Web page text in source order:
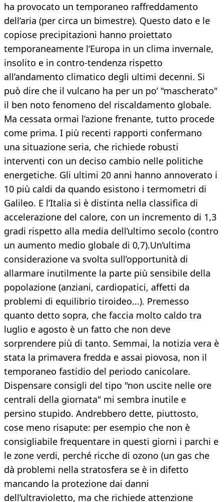
ha provocato un temporaneo raffreddamento
dell’aria (per circa un bimestre). Questo dato e le
copiose precipitazioni hanno proiettato
temporaneamente l’Europa in un clima invernale,
insolito e in contro-tendenza rispetto
all’andamento climatico degli ultimi decenni. Si
può dire che il vulcano ha per un po’ "mascherato"
il ben noto fenomeno del riscaldamento globale.
Ma cessata ormai l’azione frenante, tutto procede
come prima. I più recenti rapporti confermano
una situazione seria, che richiede robusti
interventi con un deciso cambio nelle politiche
energetiche. Gli ultimi 20 anni hanno annoverato i
10 più caldi da quando esistono i termometri di
Galileo. E l’Italia si è distinta nella classifica di
accelerazione del calore, con un incremento di 1,3
gradi rispetto alla media dell’ultimo secolo (contro
un aumento medio globale di 0,7).Un’ultima
considerazione va svolta sull’opportunità di
allarmare inutilmente la parte più sensibile della
popolazione (anziani, cardiopatici, affetti da
problemi di equilibrio tiroideo...). Premesso
quanto detto sopra, che faccia molto caldo tra
luglio e agosto è un fatto che non deve
sorprendere più di tanto. Semmai, la notizia vera è
stata la primavera fredda e assai piovosa, non il
temporaneo fastidio del periodo canicolare.
Dispensare consigli del tipo "non uscite nelle ore
centrali della giornata" mi sembra inutile e
persino stupido. Andrebbero dette, piuttosto,
cose meno risapute: per esempio che non è
consigliabile frequentare in questi giorni i parchi e
le zone verdi, perché ricche di ozono (un gas che
dà problemi nella stratosfera se è in difetto
mancando la protezione dai danni
dell’ultravioletto, ma che richiede attenzione